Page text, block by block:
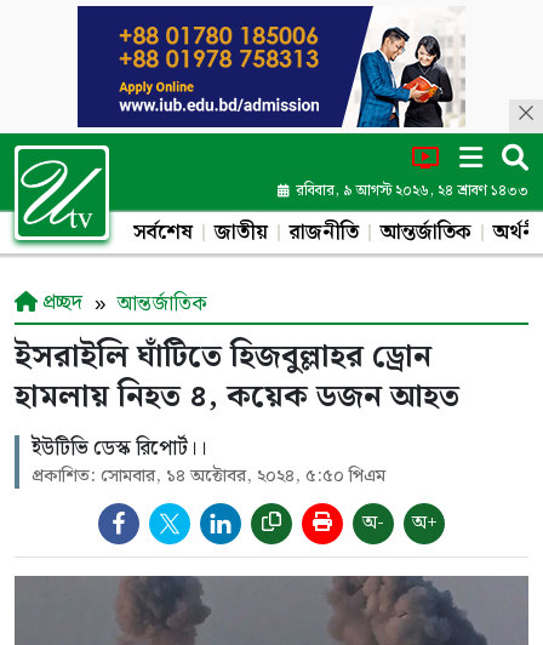
রবিবার, ৯ আগস্ট ২০২৬, ২৪ শ্রাবণ ১৪৩৩
সর্বশেষ জাতীয় রাজনীতি আন্তর্জাতিক
প্রচ্ছদ আন্তর্জাতিক
ইসরাইলি ঘাঁটিতে হিজবুল্লাহর ড্রোন
হামলায় নিহত ৪, কয়েক ডজন আহত
ইউটিভি ডেস্ক রিপোর্ট।।
প্রকাশিত: সোমবার, ১৪ অক্টোবর, ২০২৪, ৫:৫০ পিএম
অ- অ+